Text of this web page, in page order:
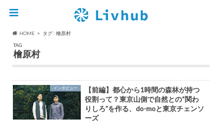
HOME
タグ : 檜原村
TAG
檜原村
インタビュー
【前編】都心から1時間の森林が持つ
役割って？東京山側で自然との“関わ
りしろ”を作る、do-moと東京チェンソ
ーズ